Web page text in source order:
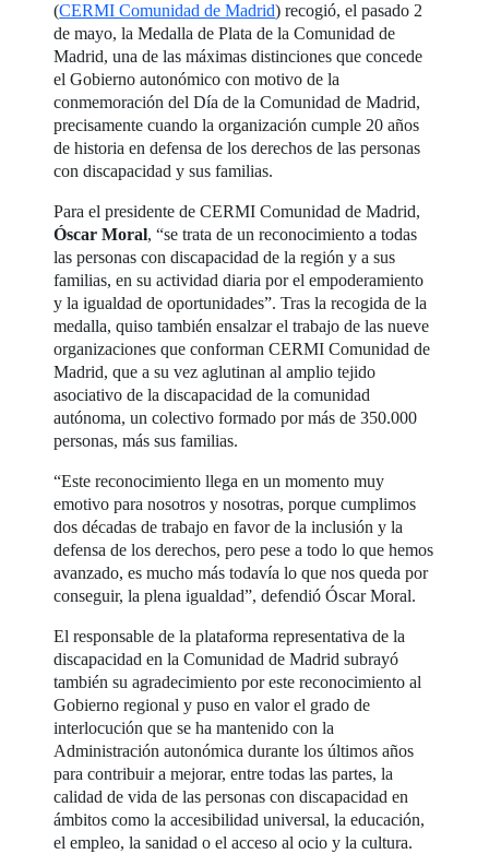
(CERMI Comunidad de Madrid) recogió, el pasado 2
de mayo, la Medalla de Plata de la Comunidad de
Madrid, una de las máximas distinciones que concede
el Gobierno autonómico con motivo de la
conmemoración del Día de la Comunidad de Madrid,
precisamente cuando la organización cumple 20 años
de historia en defensa de los derechos de las personas
con discapacidad y sus familias.
Para el presidente de CERMI Comunidad de Madrid,
Óscar Moral, “se trata de un reconocimiento a todas
las personas con discapacidad de la región y a sus
familias, en su actividad diaria por el empoderamiento
y la igualdad de oportunidades”. Tras la recogida de la
medalla, quiso también ensalzar el trabajo de las nueve
organizaciones que conforman CERMI Comunidad de
Madrid, que a su vez aglutinan al amplio tejido
asociativo de la discapacidad de la comunidad
autónoma, un colectivo formado por más de 350.000
personas, más sus familias.
“Este reconocimiento llega en un momento muy
emotivo para nosotros y nosotras, porque cumplimos
dos décadas de trabajo en favor de la inclusión y la
defensa de los derechos, pero pese a todo lo que hemos
avanzado, es mucho más todavía lo que nos queda por
conseguir, la plena igualdad”, defendió Óscar Moral.
El responsable de la plataforma representativa de la
discapacidad en la Comunidad de Madrid subrayó
también su agradecimiento por este reconocimiento al
Gobierno regional y puso en valor el grado de
interlocución que se ha mantenido con la
Administración autonómica durante los últimos años
para contribuir a mejorar, entre todas las partes, la
calidad de vida de las personas con discapacidad en
ámbitos como la accesibilidad universal, la educación,
el empleo, la sanidad o el acceso al ocio y la cultura.